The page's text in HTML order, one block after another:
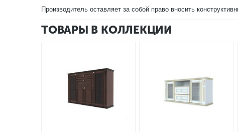
Производитель оставляет за собой право вносить
ТОВАРЫ В КОЛЛЕКЦИИ